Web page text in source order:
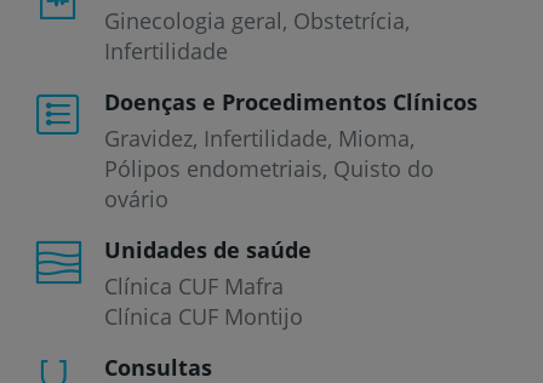
Ginecologia geral, Obstetrícia,
Infertilidade
Doenças e Procedimentos Clínicos
Gravidez Infertilidade Mioma
Pólipos endometriais Quisto do
ovário
Unidades de saúde
Clínica CUF Mafra
Clínica CUF Montijo
Consultas